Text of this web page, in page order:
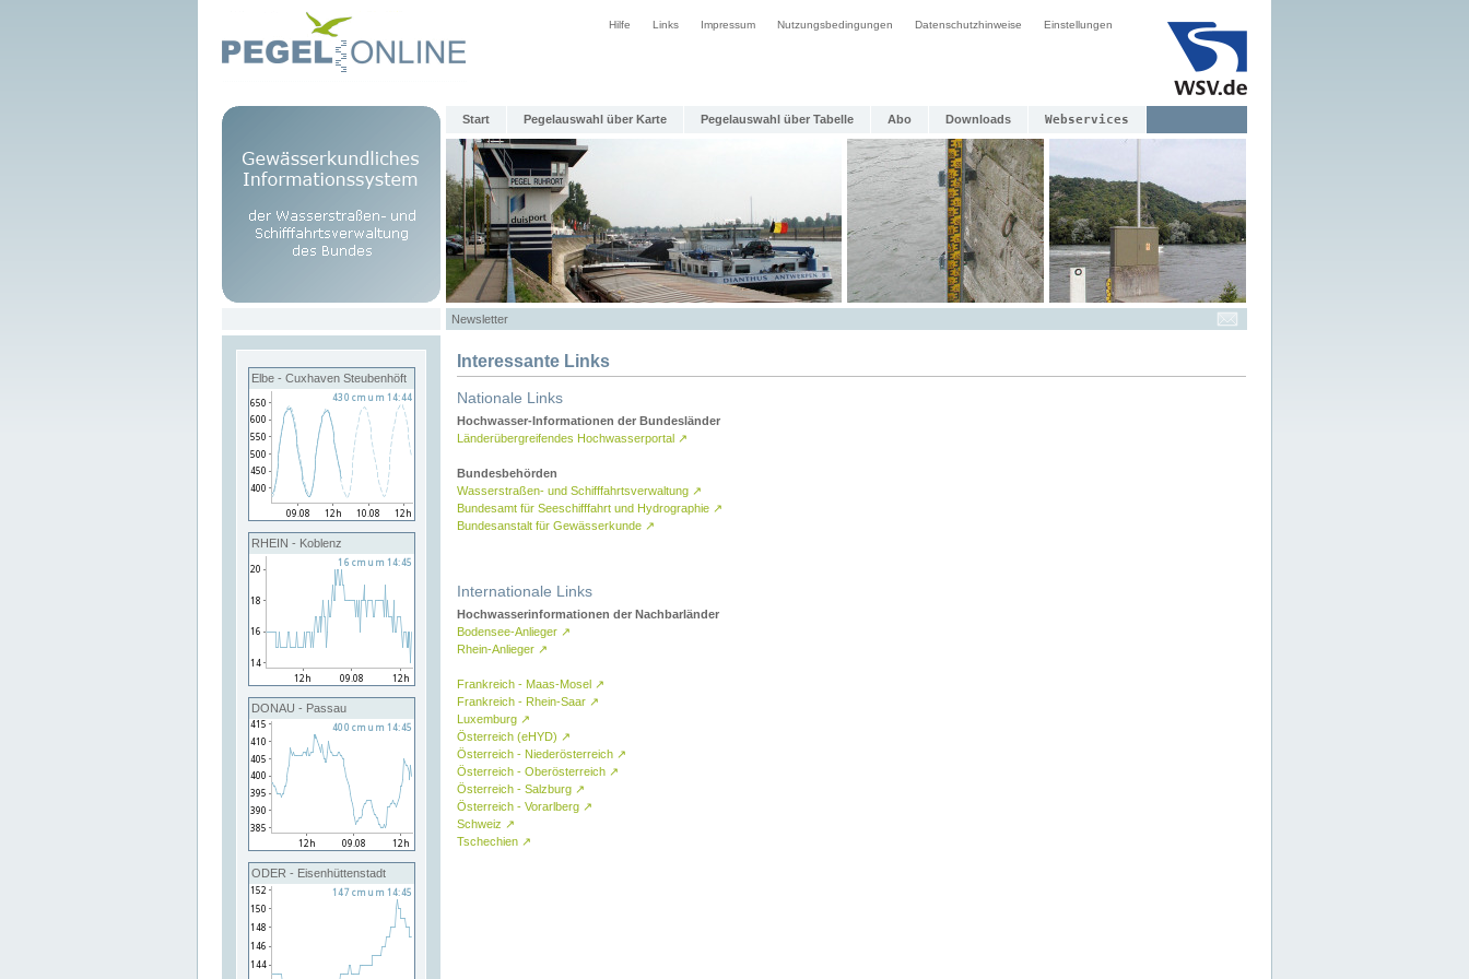
Hilfe Links Impressum Nutzungsbedingungen Datenschutzhinweise Einstellungen
Start Pegelauswahl über Karte Pegelauswahl über Tabelle Abo Downloads Webservices
Newsletter
Elbe - Cuxhaven Steubenhöft
RHEIN - Koblenz
DONAU - Passau
ODER - Eisenhüttenstadt
Interessante Links
Nationale Links
Hochwasser-Informationen der Bundesländer
Länderübergreifendes Hochwasserportal ↗
Bundesbehörden
Wasserstraßen- und Schifffahrtsverwaltung ↗
Bundesamt für Seeschifffahrt und Hydrographie ↗
Bundesanstalt für Gewässerkunde ↗
Internationale Links
Hochwasserinformationen der Nachbarländer
Bodensee-Anlieger ↗
Rhein-Anlieger ↗
Frankreich - Maas-Mosel ↗
Frankreich - Rhein-Saar ↗
Luxemburg ↗
Österreich (eHYD) ↗
Österreich - Niederösterreich ↗
Österreich - Oberösterreich ↗
Österreich - Salzburg ↗
Österreich - Vorarlberg ↗
Schweiz ↗
Tschechien ↗